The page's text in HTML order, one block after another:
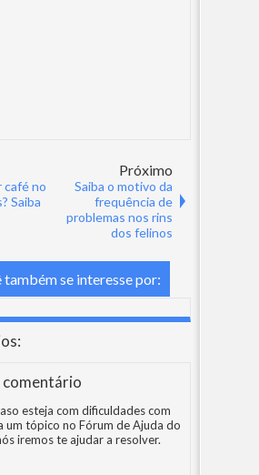
café no
Saiba
Próximo
Saiba o motivo da
frequência de
problemas nos rins
dos felinos
também se interesse por:
comentário
esteja com dificuldades com
um tópico no Fórum de Ajuda do
iremos te ajudar a resolver.